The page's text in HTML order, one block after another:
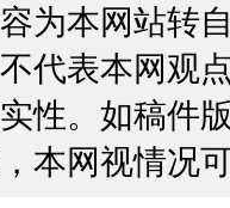
为本网站转
代表本网观
性。如稿件
本网视情况